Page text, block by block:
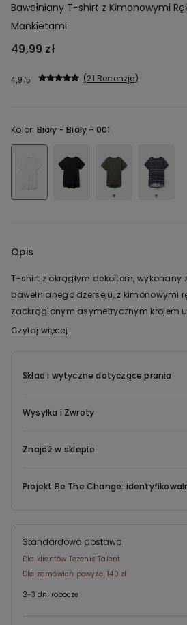
Bawełniany T-shirt z Kimonowymi
Mankietami
49,99 zł
4,9 21 Recenzje
Kolor: Biały -Biały - 001
Opis
T-shirt z okrągłym dekoltem, wykonany
bawełnianego dżerseju, z kimonowymi
zaokrąglonym asymetrycznym krojem u
Krój oversize.
Czytaj więcej
Skład i wytyczne dotyczące prania
Wysyłka i Zwroty
Znajdź w sklepie
Projekt Be The Change:
Standardowa dostawa
Dla klientów Tezenis Talent
Dla zamówień powyżej 140 zł
2-3 dni robocze